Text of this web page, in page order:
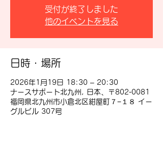
受付が終了しました
他のイベントを見る
日時・場所
2026年1月19日 18:30 – 20:30
ナースサポート北九州, 日本、〒802-0081
福岡県北九州市小倉北区紺屋町７−１８ イー
グルビル 307号